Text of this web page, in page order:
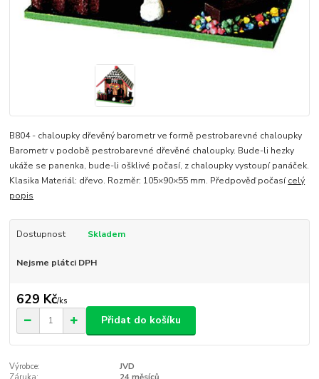
B804 - chaloupky dřevěný barometr ve formě pestrobarevné chaloupky
Barometr v podobě pestrobarevné dřevěné chaloupky. Bude-li hezky
ukáže se panenka, bude-li ošklivé počasí, z chaloupky vystoupí panáček.
Klasika Materiál: dřevo. Rozměr: 105×90×55 mm. Předpověď počasícelý
popis
Dostupnost Skladem
Nejsme plátci DPH
629 Kč/ks
Přidat do košíku
Výrobce:
JVD